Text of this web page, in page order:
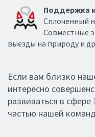
Поддержка
Сплоченный
Совместные
выезды на природу и
Если вам близко
интересно
развиваться в
частью нашей